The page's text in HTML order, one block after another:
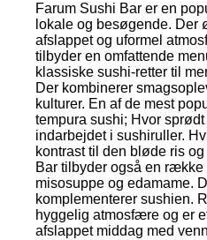
Farum Sushi Bar er en
lokale og besøgende. Der
afslappet og uformel
tilbyder en omfattende
klassiske sushi-retter til
Der kombinerer
kulturer. En af de mest
tempura sushi; Hvor
indarbejdet i sushiruller.
kontrast til den bløde ris
Bar tilbyder også en
misosuppe og edamame.
komplementerer sushien.
hyggelig atmosfære og er
afslappet middag med